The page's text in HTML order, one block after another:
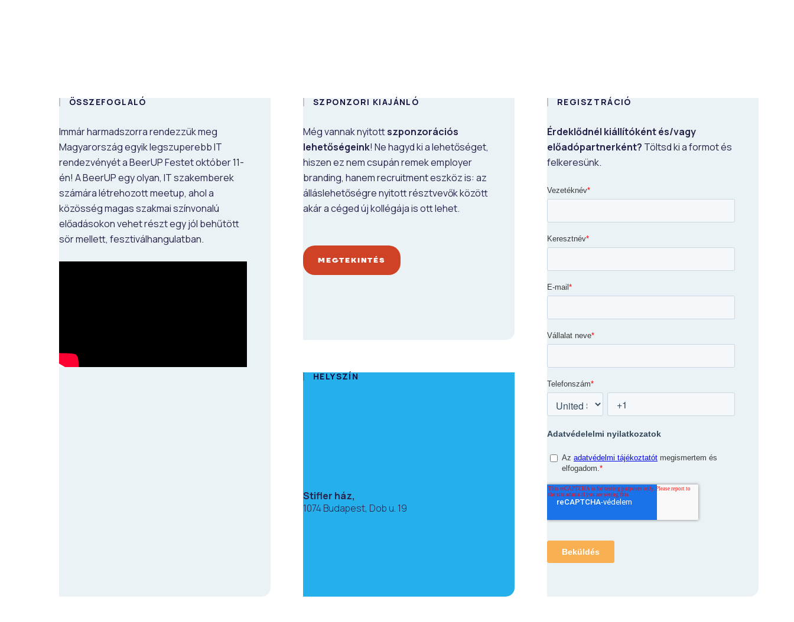
ÖSSZEFOGLALÓ
Immár harmadszorra rendezzük meg
Magyarország egyik legszuperebb IT
rendezvényét a BeerUP Festet október 11-
én! A BeerUP egy olyan, IT szakemberek
számára létrehozott meetup, ahol a
közösség magas szakmai színvonalú
előadásokon vehet részt egy jól behűtött
sör mellett, fesztiválhangulatban.
SZPONZORI KIAJÁNLÓ
Még vannak nyitottszponzorációs
lehetőségeink! Ne hagyd ki a lehetőséget,
hiszen ez nem csupán remek employer
branding, hanem recruitment eszköz is: az
álláslehetőségre nyitott résztvevők között
akár a céged új kollégája is ott lehet.
MEGTEKINTÉS
REGISZTRÁCIÓ
Érdeklődnél kiállítóként és/vagy
előadópartnerként? Töltsd ki a formot és
felkeresünk.
HELYSZÍN
Stifler ház,
1074 Budapest, Dob u. 19